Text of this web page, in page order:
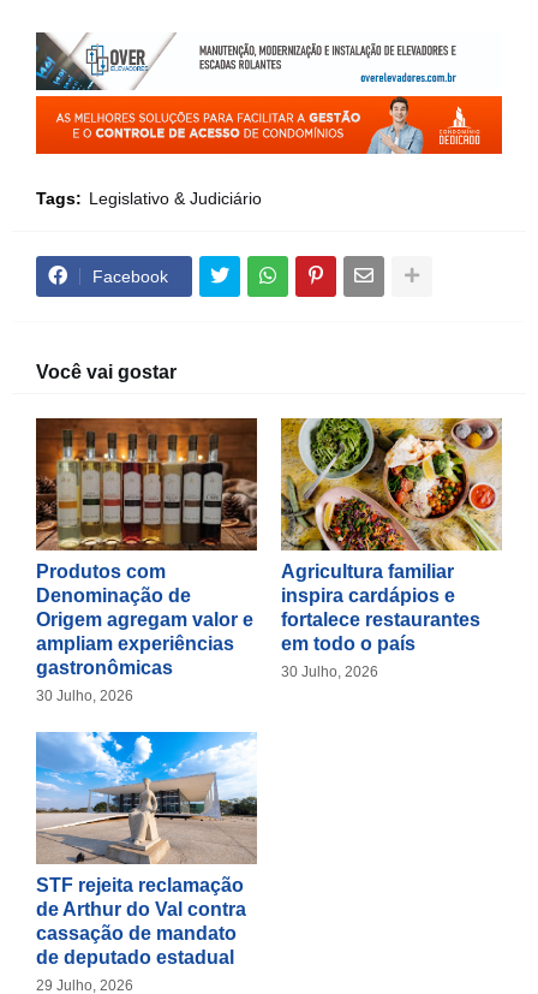
Tags: Legislativo & Judiciário
Facebook
Você vai gostar
Produtos com
Denominação de
Origem agregam valor e
ampliam experiências
gastronômicas
30 Julho, 2026
Agricultura familiar
inspira cardápios e
fortalece restaurantes
em todo o país
30 Julho, 2026
STF rejeita reclamação
de Arthur do Val contra
cassação de mandato
de deputado estadual
29 Julho, 2026